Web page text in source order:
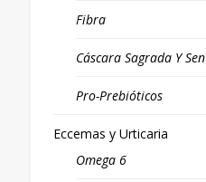
Fibra
Cáscara Sagrada Y Sen
Pro-Prebióticos
Eccemas y Urticaria
Omega 6